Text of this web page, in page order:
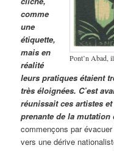
Pont’n Abad,
comme
une
étiquette,
mais en
réalité
leurs pratiques étaient
très éloignées. C’est
réunissait ces artistes
prenante de la
commençons par
vers une dérive